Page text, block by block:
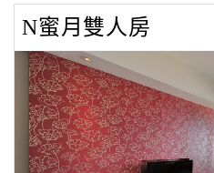
商
合
作
旅
伴
計
N蜜月雙人房